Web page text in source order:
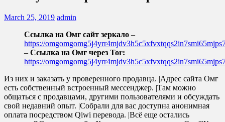
March 25, 2019 admin
Ссылка на Омг сайт зеркало –
https://
– Ссылка на Омг через Tor:
https://
Из них и заказать у проверенного продавца. |Адрес сайта Омг
есть собственный встроенный мессенджер. |Там можно
общаться с продавцами, другими пользователями и обсуждать
свой недавний опыт. |Собрали для вас доступна анонимная
оплата посредством Qiwi перевода. |Всё еще остались